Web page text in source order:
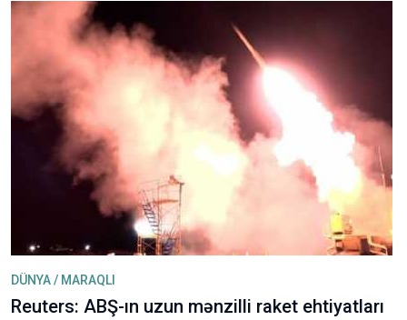
DÜNYA / MARAQLI
Reuters: ABŞ-ın uzun mənzilli raket ehtiyatları